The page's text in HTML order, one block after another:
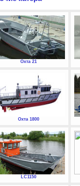
Охта 21
Охта 1800
LC1150